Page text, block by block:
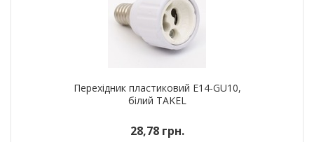
Перехідник пластиковий E14-GU10,
білий TAKEL
28,78 грн.